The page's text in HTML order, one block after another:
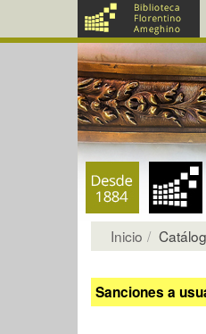
Inicio
Sanciones a